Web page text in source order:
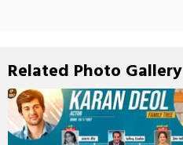
Related Photo Gallery